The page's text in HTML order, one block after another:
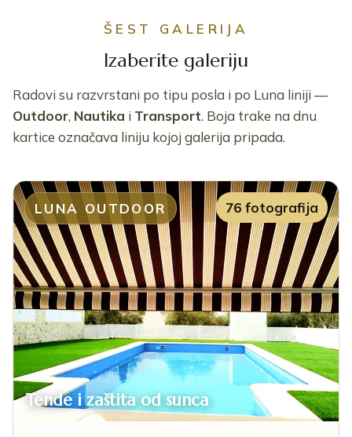
ŠEST GALERIJA
Izaberite galeriju
Radovi su razvrstani po tipu posla i po Luna liniji —
Outdoor, Nautika i Transport. Boja trake na dnu
kartice označava liniju kojoj galerija pripada.
LUNA OUTDOOR 76 fotografija
Tende i zaštita od sunca